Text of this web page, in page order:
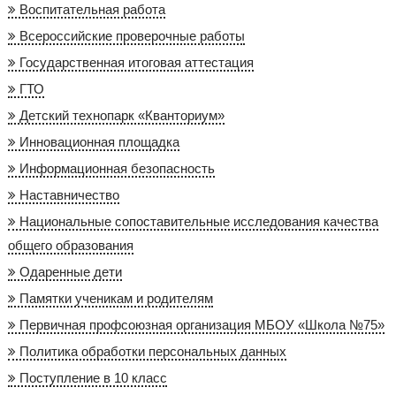
Воспитательная работа
Всероссийские проверочные работы
Государственная итоговая аттестация
ГТО
Детский технопарк «Кванториум»
Инновационная площадка
Информационная безопасность
Наставничество
Национальные сопоставительные исследования качества
общего образования
Одаренные дети
Памятки ученикам и родителям
Первичная профсоюзная организация МБОУ «Школа №75»
Политика обработки персональных данных
Поступление в 10 класс